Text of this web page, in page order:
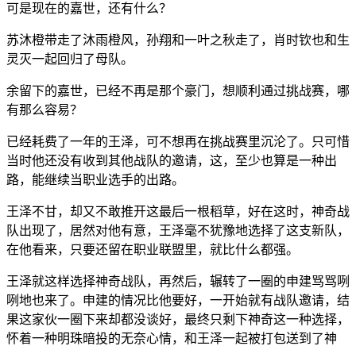
可是现在的嘉世，还有什么？
苏沐橙带走了沐雨橙风，孙翔和一叶之秋走了，肖时钦也和生
灵灭一起回归了母队。
余留下的嘉世，已经不再是那个豪门，想顺利通过挑战赛，哪
有那么容易？
已经耗费了一年的王泽，可不想再在挑战赛里沉沦了。只可惜
当时他还没有收到其他战队的邀请，这，至少也算是一种出
路，能继续当职业选手的出路。
王泽不甘，却又不敢推开这最后一根稻草，好在这时，神奇战
队出现了，居然对他有意，王泽毫不犹豫地选择了这支新队，
在他看来，只要还留在职业联盟里，就比什么都强。
王泽就这样选择神奇战队，再然后，辗转了一圈的申建骂骂咧
咧地也来了。申建的情况比他要好，一开始就有战队邀请，结
果这家伙一圈下来却都没谈好，最终只剩下神奇这一种选择，
怀着一种明珠暗投的无奈心情，和王泽一起被打包送到了神